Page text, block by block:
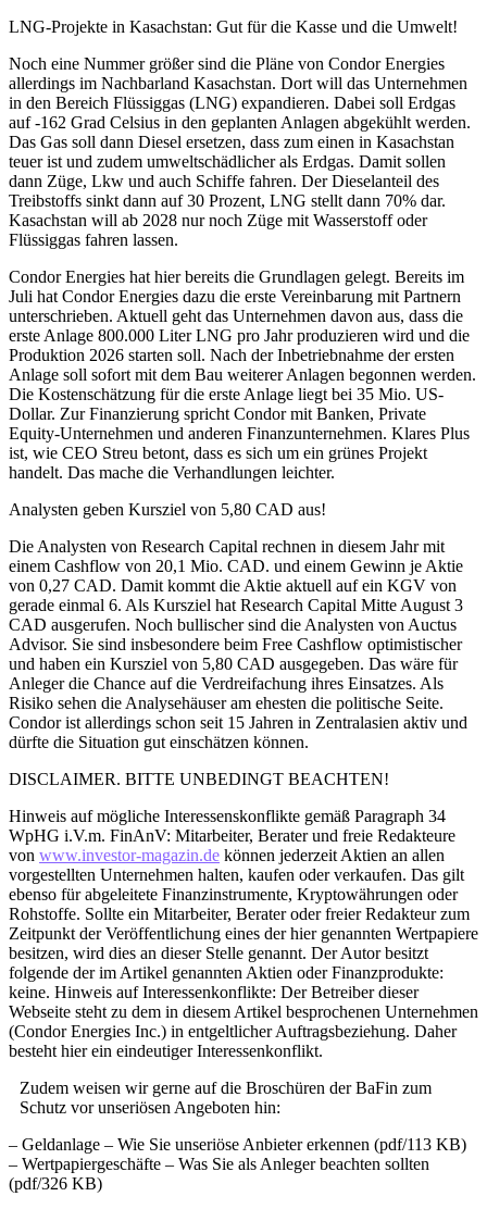
LNG-Projekte in Kasachstan: Gut für die Kasse und die Umwelt!
Noch eine Nummer größer sind die Pläne von Condor Energies
allerdings im Nachbarland Kasachstan. Dort will das Unternehmen
in den Bereich Flüssiggas (LNG) expandieren. Dabei soll Erdgas
auf -162 Grad Celsius in den geplanten Anlagen abgekühlt werden.
Das Gas soll dann Diesel ersetzen, dass zum einen in Kasachstan
teuer ist und zudem umweltschädlicher als Erdgas. Damit sollen
dann Züge, Lkw und auch Schiffe fahren. Der Dieselanteil des
Treibstoffs sinkt dann auf 30 Prozent, LNG stellt dann 70% dar.
Kasachstan will ab 2028 nur noch Züge mit Wasserstoff oder
Flüssiggas fahren lassen.
Condor Energies hat hier bereits die Grundlagen gelegt. Bereits im
Juli hat Condor Energies dazu die erste Vereinbarung mit Partnern
unterschrieben. Aktuell geht das Unternehmen davon aus, dass die
erste Anlage 800.000 Liter LNG pro Jahr produzieren wird und die
Produktion 2026 starten soll. Nach der Inbetriebnahme der ersten
Anlage soll sofort mit dem Bau weiterer Anlagen begonnen werden.
Die Kostenschätzung für die erste Anlage liegt bei 35 Mio. US-
Dollar. Zur Finanzierung spricht Condor mit Banken, Private
Equity-Unternehmen und anderen Finanzunternehmen. Klares Plus
ist, wie CEO Streu betont, dass es sich um ein grünes Projekt
handelt. Das mache die Verhandlungen leichter.
Analysten geben Kursziel von 5,80 CAD aus!
Die Analysten von Research Capital rechnen in diesem Jahr mit
einem Cashflow von 20,1 Mio. CAD. und einem Gewinn je Aktie
von 0,27 CAD. Damit kommt die Aktie aktuell auf ein KGV von
gerade einmal 6. Als Kursziel hat Research Capital Mitte August 3
CAD ausgerufen. Noch bullischer sind die Analysten von Auctus
Advisor. Sie sind insbesondere beim Free Cashflow optimistischer
und haben ein Kursziel von 5,80 CAD ausgegeben. Das wäre für
Anleger die Chance auf die Verdreifachung ihres Einsatzes. Als
Risiko sehen die Analysehäuser am ehesten die politische Seite.
Condor ist allerdings schon seit 15 Jahren in Zentralasien aktiv und
dürfte die Situation gut einschätzen können.
DISCLAIMER. BITTE UNBEDINGT BEACHTEN!
Hinweis auf mögliche Interessenskonflikte gemäß Paragraph 34
WpHG i.V.m. FinAnV: Mitarbeiter, Berater und freie Redakteure
von www.investor-magazin.de können jederzeit Aktien an allen
vorgestellten Unternehmen halten, kaufen oder verkaufen. Das gilt
ebenso für abgeleitete Finanzinstrumente, Kryptowährungen oder
Rohstoffe. Sollte ein Mitarbeiter, Berater oder freier Redakteur zum
Zeitpunkt der Veröffentlichung eines der hier genannten Wertpapiere
besitzen, wird dies an dieser Stelle genannt. Der Autor besitzt
folgende der im Artikel genannten Aktien oder Finanzprodukte:
keine. Hinweis auf Interessenkonflikte: Der Betreiber dieser
Webseite steht zu dem in diesem Artikel besprochenen Unternehmen
(Condor Energies Inc.) in entgeltlicher Auftragsbeziehung. Daher
besteht hier ein eindeutiger Interessenkonflikt.
Zudem weisen wir gerne auf die Broschüren der BaFin zum
Schutz vor unseriösen Angeboten hin:
– Geldanlage – Wie Sie unseriöse Anbieter erkennen (pdf/113 KB)
– Wertpapiergeschäfte – Was Sie als Anleger beachten sollten
(pdf/326 KB)